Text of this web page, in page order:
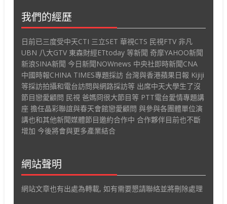
我們的經歷
日前已三度受中天CTI 三立SET 華視CTS 民視FTV 非凡
UBN 八大GTV 東森財經ETtoday 等新聞 奇摩YAHOO新聞
新浪SINA新聞 今日新聞NOWnews 中央社即時新聞CNA
中國時報CHINA TIMES專題採訪 台灣與香港蘋果日報 Kijiji
等採訪拍攝和電台訪問與網路採訪等 出席中天大學生了沒
節目戀愛顧問 民視 爸媽冏很大節目等 PTT電台愛情專題講
座 擔任晶彩聯誼與春天會館戀愛顧問 與參與各團體單位演
講也和其他新聞媒體節目邀約合作中 合作夥伴目前也不斷
增加 今後將會與更多產業結合
網站聲明
網站文章也有出處為轉載, 如有需要懇請聯絡並將刪除處理